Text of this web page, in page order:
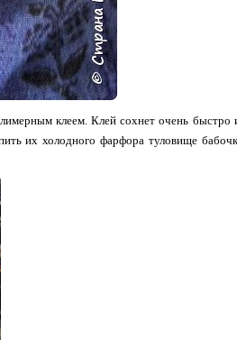
клеем. Клей сохнет очень быстро
их холодного фарфора туловище